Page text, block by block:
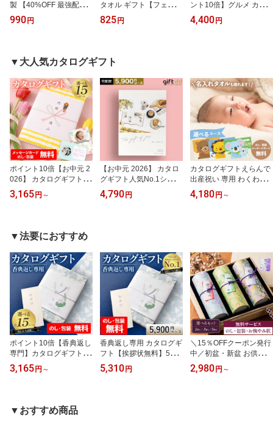
製 【40%OFF 最強配送
限定数まで】 mollis モリ
ス タオル SDGs 66815＜
引越し 挨拶 粗品 記念品
出産内祝い 結婚内祝い
御礼 お返し 退職 香典返
し 満中陰志 奉書 tz_
990 円
タオル ギフト【フェイス
タオル】 シンシアコット
ン ウォッシュタオル S-1
法人 香典返し 内祝い 出
産 結婚内祝い 結婚 引出
物 引き出物 快気祝い 粗
供養 景品 記念品 今治タ
オル]tz_
825 円
ント10倍】グルメ カタ
ログギフト 送料無料 彩
璃 3900円 コース 千鳥文
引越しお返し お礼 お祝
い 香典返し 返礼品 誕生
4,400 円
▼大人気カタログギフト
ポイント10倍【お中元 2
026】 カタログギフト 送
料無料 内祝い 結婚祝い
出産 ギフト お返し グル
礼 人気 お得 ギフトカタ
ログ 冊子 ブランド
3,165 円 ～
【お中元 2026】 カタロ
グギフト人気No.1シリー
ズ プレミアムカタログギ
フト5000円 5900円コー
お礼 引出物 tz_
4,790 円
カタログギフトえらんで
出産祝い 専用 わくわく
きらきら にこにこ 【冊
子タイプ】 名入れタオル
4,180 円 ～
▼法要におすすめ
ポイント10倍【香典返し
専門】カタログギフト送
料無料 お返し 返礼 仏事
法事 弔事専用 挨拶状無
ザイン 忌明け 忌明志 志
偲草 偲び草 しのび草 お
3,165 円 ～
香典返し専用 カタログギ
フト【挨拶状無料】5000
円 お返し送料無料 四十
九日 49日 忌明け 忌明志
5,310 円
＼15％OFFクーポン発行
中／初盆・新盆 お供え
線香 ギフト 贈答用 ご進
物 御供 お仏前 進物線香
2,980 円 ～
▼おすすめ商品